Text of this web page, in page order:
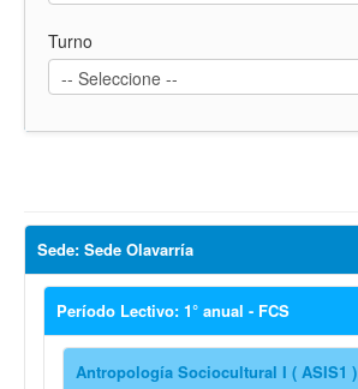
Turno
Sede: Sede Olavarría
Período Lectivo: 1° anual - FCS
Antropología Sociocultural I ( ASIS1 )